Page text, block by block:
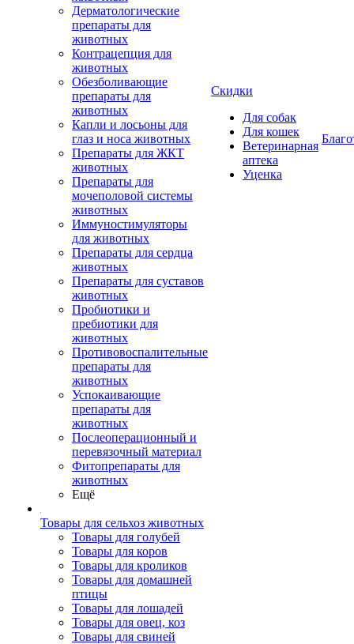
Дерматологические
препараты для
животных
Контрацепция для
животных
Обезболивающие
препараты для
животных
Капли и лосьоны для
глаз и носа животных
Препараты для ЖКТ
животных
Препараты для
мочеполовой системы
животных
Иммуностимуляторы
для животных
Препараты для сердца
животных
Препараты для суставов
животных
Пробиотики и
пребиотики для
животных
Противовоспалительные
препараты для
животных
Успокаивающие
препараты для
животных
Послеоперационный и
перевязочный материал
Фитопрепараты для
животных
Ещё
Товары для сельхоз животных
Товары для голубей
Товары для коров
Товары для кроликов
Товары для домашней
птицы
Товары для лошадей
Товары для овец, коз
Товары для свиней
Скидки
Для собак
Для кошек
Ветеринарная
аптека
Уценка